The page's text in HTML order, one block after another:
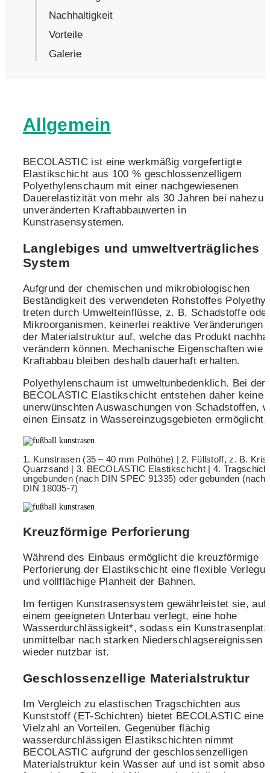
Nachhaltigkeit
Vorteile
Galerie
Allgemein
BECOLASTIC ist eine werkmäßig vorgefertigte
Elastikschicht aus 100 % geschlossenzelligem
Polyethylenschaum mit einer nachgewiesenen
Dauerelastizität von mehr als 30 Jahren bei nahezu
unveränderten Kraftabbauwerten in
Kunstrasensystemen.
Langlebiges und umweltverträgliches
System
Aufgrund der chemischen und mikrobiologischen
Beständigkeit des verwendeten Rohstoffes
treten durch Umwelteinflüsse, z. B. Schadstoffe oder
Mikroorganismen, keinerlei reaktive Veränderungen
der Materialstruktur auf, welche das Produkt
verändern können. Mechanische Eigenschaften wie
Kraftabbau bleiben deshalb dauerhaft erhalten.
Polyethylenschaum ist umweltunbedenklich. Bei der
BECOLASTIC Elastikschicht entstehen daher keine
unerwünschten Auswaschungen von Schadstoffen,
einen Einsatz in Wassereinzugsgebieten ermöglicht.
1. Kunstrasen (35 – 40 mm Polhöhe) | 2. Füllstoff, z. B.
Quarzsand | 3. BECOLASTIC Elastikschicht | 4.
ungebunden (nach DIN SPEC 91335) oder gebunden (nach
DIN 18035-7)
Kreuzförmige Perforierung
Während des Einbaus ermöglicht die kreuzförmige
Perforierung der Elastikschicht eine flexible
und vollflächige Planheit der Bahnen.
Im fertigen Kunstrasensystem gewährleistet sie, auf
einem geeigneten Unterbau verlegt, eine hohe
Wasserdurchlässigkeit*, sodass ein Kunstrasenplatz
unmittelbar nach starken Niederschlagsereignissen
wieder nutzbar ist.
Geschlossenzellige Materialstruktur
Im Vergleich zu elastischen Tragschichten aus
Kunststoff (ET-Schichten) bietet BECOLASTIC eine
Vielzahl an Vorteilen. Gegenüber flächig
wasserdurchlässigen Elastikschichten nimmt
BECOLASTIC aufgrund der geschlossenzelligen
Materialstruktur kein Wasser auf und ist somit